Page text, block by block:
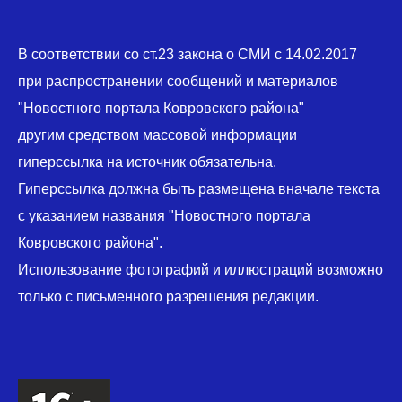
В соответствии со ст.23 закона о СМИ с 14.02.2017
при распространении сообщений и материалов
"Новостного портала Ковровского района"
другим средством массовой информации
гиперссылка на источник обязательна.
Гиперссылка должна быть размещена вначале текста
с указанием названия "Новостного портала
Ковровского района".
Использование фотографий и иллюстраций возможно
только с письменного разрешения редакции.